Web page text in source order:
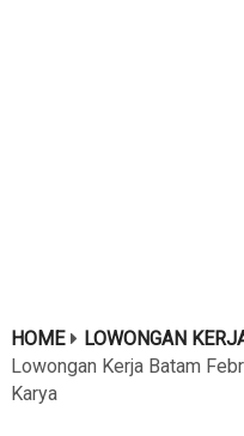
HOME LOWONGAN
Lowongan Kerja Batam
Karya